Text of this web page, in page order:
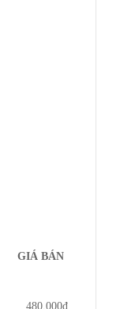
GIÁ BÁN
480.000đ